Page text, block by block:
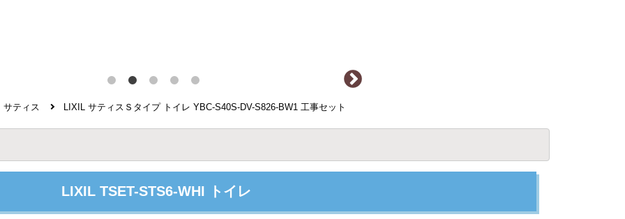
サティス LIXIL サティスＳタイプ トイレ YBC-S40S-DV-S826-BW1 工事セット
LIXIL TSET-STS6-WHI トイレ